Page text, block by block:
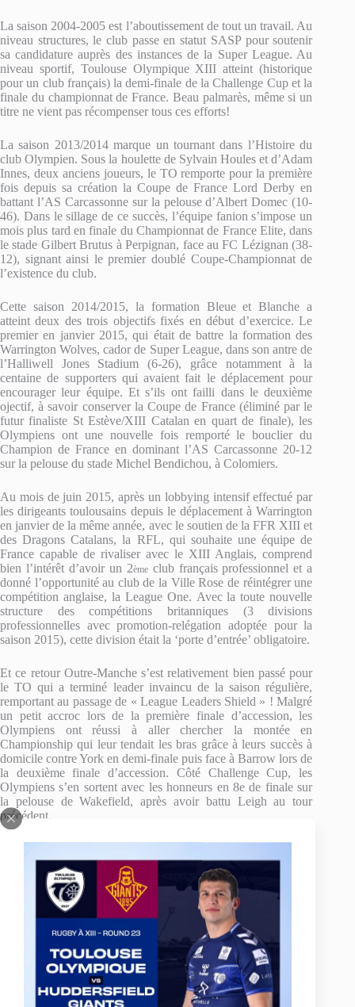
La saison 2004-2005 est l’aboutissement de tout un travail. Au
niveau structures, le club passe en statut SASP pour soutenir
sa candidature auprès des instances de la Super League. Au
niveau sportif, Toulouse Olympique XIII atteint (historique
pour un club français) la demi-finale de la Challenge Cup et la
finale du championnat de France. Beau palmarès, même si un
titre ne vient pas récompenser tous ces efforts!
La saison 2013/2014 marque un tournant dans l’Histoire du
club Olympien. Sous la houlette de Sylvain Houles et d’Adam
Innes, deux anciens joueurs, le TO remporte pour la première
fois depuis sa création la Coupe de France Lord Derby en
battant l’AS Carcassonne sur la pelouse d’Albert Domec (10-
46). Dans le sillage de ce succès, l’équipe fanion s’impose un
mois plus tard en finale du Championnat de France Elite, dans
le stade Gilbert Brutus à Perpignan, face au FC Lézignan (38-
12), signant ainsi le premier doublé Coupe-Championnat de
l’existence du club.
Cette saison 2014/2015, la formation Bleue et Blanche a
atteint deux des trois objectifs fixés en début d’exercice. Le
premier en janvier 2015, qui était de battre la formation des
Warrington Wolves, cador de Super League, dans son antre de
l’Halliwell Jones Stadium (6-26), grâce notamment à la
centaine de supporters qui avaient fait le déplacement pour
encourager leur équipe. Et s’ils ont failli dans le deuxième
ojectif, à savoir conserver la Coupe de France (éliminé par le
futur finaliste St Estève/XIII Catalan en quart de finale), les
Olympiens ont une nouvelle fois remporté le bouclier du
Champion de France en dominant l’AS Carcassonne 20-12
sur la pelouse du stade Michel Bendichou, à Colomiers.
Au mois de juin 2015, après un lobbying intensif effectué par
les dirigeants toulousains depuis le déplacement à Warrington
en janvier de la même année, avec le soutien de la FFR XIII et
des Dragons Catalans, la RFL, qui souhaite une équipe de
France capable de rivaliser avec le XIII Anglais, comprend
bien l’intérêt d’avoir un 2èmeclub français professionnel et a
donné l’opportunité au club de la Ville Rose de réintégrer une
compétition anglaise, la League One. Avec la toute nouvelle
structure des compétitions britanniques (3 divisions
professionnelles avec promotion-relégation adoptée pour la
saison 2015), cette division était la ‘porte d’entrée’ obligatoire.
Et ce retour Outre-Manche s’est relativement bien passé pour
le TO qui a terminé leader invaincu de la saison régulière,
remportant au passage de « League Leaders Shield » ! Malgré
un petit accroc lors de la première finale d’accession, les
Olympiens ont réussi à aller chercher la montée en
Championship qui leur tendait les bras grâce à leurs succès à
domicile contre York en demi-finale puis face à Barrow lors de
la deuxième finale d’accession. Côté Challenge Cup, les
Olympiens s’en sortent avec les honneurs en 8e de finale sur
la pelouse de Wakefield, après avoir battu Leigh au tour
précédent.
se débrouille toujours aussi bien. Rapidement, il truste les
premières places. Malheureusement, un passage à vide dans le
courant du mois du juin le fait sortir du Top 4, synonyme de
qualification pour la poule des « Qualifiers ». Lors de la
deuxième phase, la bande à Sylvain HOULES dispute donc le
« Championship Shield », qu’elle domine sans partage (6
victoires en 7 matchs). Après une nouvelle victoire en demi-
finale à la maison contre Dewsbury (36-22), les Bleus et
Blancs remportent la finale 44-14 face à Sheffield, toujours à
Blagnac. Le cinquième trophée en 4 ans pour le Toulouse